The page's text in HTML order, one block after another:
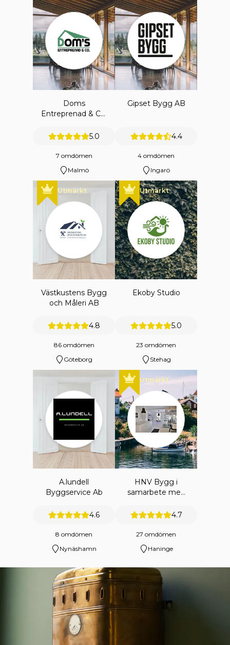
Doms
Entreprenad & Co.
5.0
7 omdömen
Malmö
Gipset Bygg AB
4.4
4 omdömen
Ingarö
Utmärkt
Västkustens Bygg
och Måleri AB
4.8
86 omdömen
Göteborg
Utmärkt
Ekoby Studio
5.0
23 omdömen
Stehag
A.lundell
Byggservice Ab
4.6
8 omdömen
Nynäshamn
Utmärkt
HNV Bygg i
samarbete med
ENTREPRENAD
4.7
27 omdömen
Haninge